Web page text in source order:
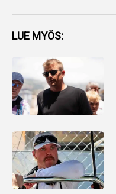
LUE MYÖS: